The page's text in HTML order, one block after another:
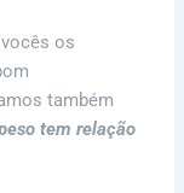
os
também
tem relação